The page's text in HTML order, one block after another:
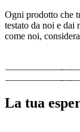
Ogni prodotto che
testato da noi e dai
come noi,
La tua